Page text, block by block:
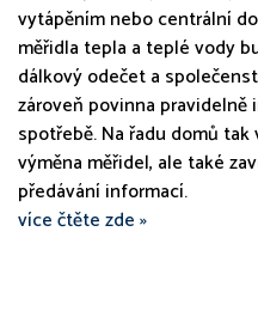
vytápěním nebo centrální
měřidla tepla a teplé vody
dálkový odečet a
zároveň povinna
spotřebě. Na řadu domů
výměna měřidel, ale také
předávání informací.
více čtěte zde »